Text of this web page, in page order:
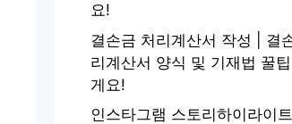
요!
결손금 처리계산서 작성 | 결
리계산서 양식 및 기재법 꿀
게요!
인스타그램 스토리하이라이